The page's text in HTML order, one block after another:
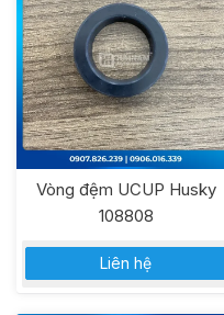
Vòng đệm UCUP Husky
108808
Liên hệ